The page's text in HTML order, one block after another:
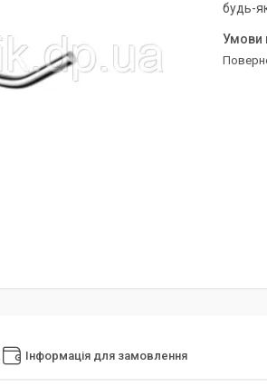
будь-
Інформація для замовлення